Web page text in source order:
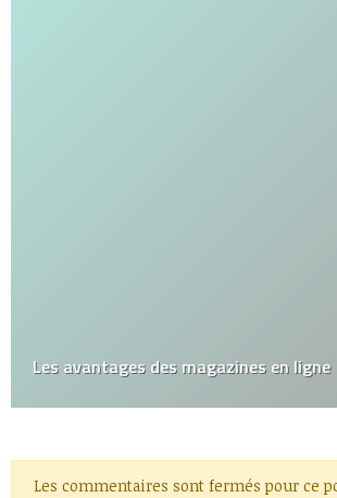
Les avantages des magazines en ligne
Les commentaires sont fermés pour ce